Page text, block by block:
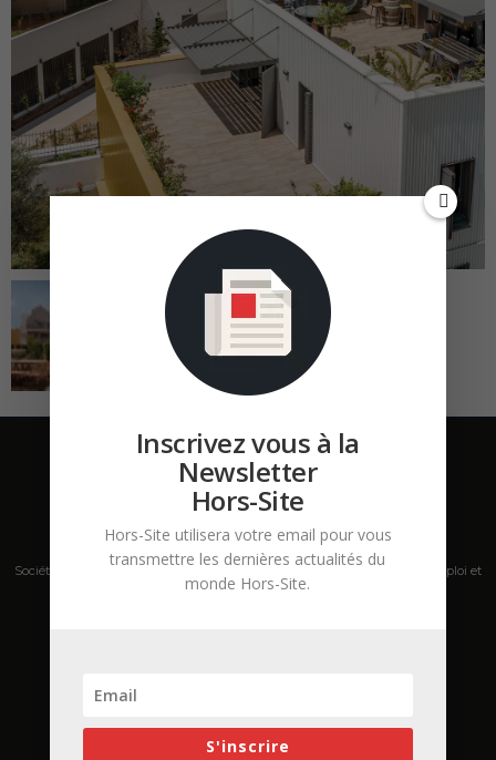
Société de presse, plateforme de mise en relation sur les marchés B2B, emploi et
salons s'adressant aux professionnels de la construction Hors Site.
Inscrivez vous à la
Newsletter
Hors-Site
Hors-Site utilisera votre email pour vous
transmettre les dernières actualités du
monde Hors-Site.
S'inscrire